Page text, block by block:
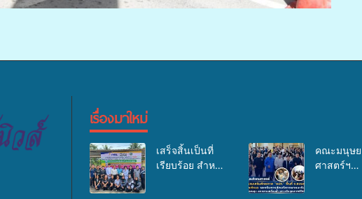
เรื่องมาใหม่
เสร็จสิ้นเป็นที่
เรียบร้อย สำหรับ
คณะมนุษย
ศาสตร์ฯ